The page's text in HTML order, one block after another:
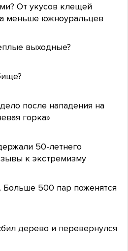
От укусов клещей
меньше южноуральцев
выходные?
после нападения на
горка»
50-летнего
к экстремизму
500 пар поженятся
дерево и перевернулся